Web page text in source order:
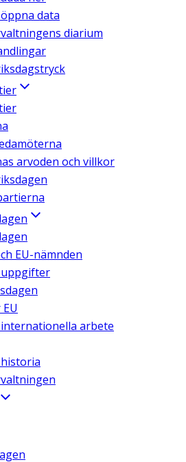
data
diarium
arvoden och villkor
EU-nämnden
uppgifter
internationella arbete